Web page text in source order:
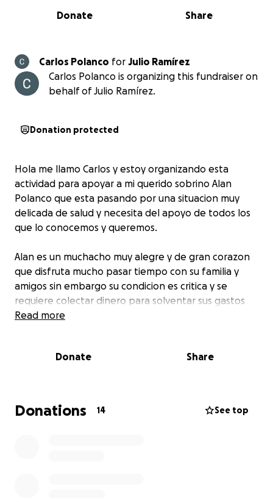
0% complete
Share
Donate
Carlos Polanco for Julio Ramírez
Carlos Polanco is organizing this fundraiser on
behalf of Julio Ramírez.
Donation protected
Hola me llamo Carlos y estoy organizando esta
actividad para apoyar a mi querido sobrino Alan
Polanco que esta pasando por una situacion muy
delicada de salud y necesita del apoyo de todos los
que lo conocemos y queremos.
Alan es un muchacho muy alegre y de gran corazon
que disfruta mucho pasar tiempo con su familia y
amigos sin embargo su condicion es critica y se
requiere colectar dinero para solventar sus gastos
medicos.
directamente a la cuenta de sus padres Julio Ramírez
Gracias de corazon por sus aportaciones, oraciones y
Read more
Donate Share
Donations 14 See top